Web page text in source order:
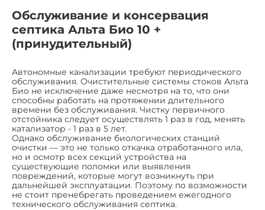
Обслуживание и консервация
септика Альта Био 10 +
(принудительный)
Автономные канализации требуют периодического
обслуживания. Очистительные системы стоков Альта
Био не исключение даже несмотря на то, что они
способны работать на протяжении длительного
времени без обслуживания. Чистку первичного
отстойника следует осуществлять 1 раз в год, менять
катализатор - 1 раз в 5 лет.
Однако обслуживание биологических станций
очистки — это не только откачка отработанного ила,
но и осмотр всех секций устройства на
существующие поломки или выявления
повреждений, которые могут возникнуть при
дальнейшей эксплуатации. Поэтому по возможности
не стоит пренебрегать проведением ежегодного
технического обслуживания септика.